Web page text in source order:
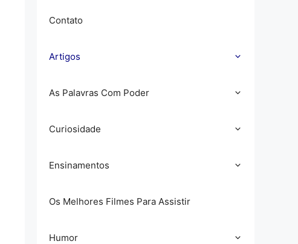
Contato
Artigos
As Palavras Com Poder
Curiosidade
Ensinamentos
Os Melhores Filmes Para Assistir
Humor